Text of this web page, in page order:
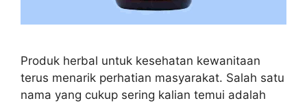
Produk herbal untuk kesehatan kewanitaan
terus menarik perhatian masyarakat. Salah satu
nama yang cukup sering kalian temui adalah